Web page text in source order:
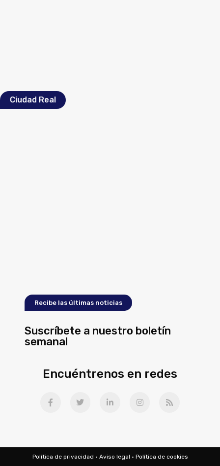
Ciudad Real
Recibe las últimas noticias
Suscríbete a nuestro boletín
semanal
Encuéntrenos en redes
Política de privacidad · Aviso legal · Política de cookies